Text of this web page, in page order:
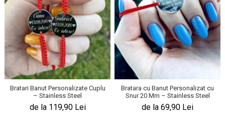
Bratari Banut Personalizate Cuplu
– Stainless Steel
de la 119,90 Lei
Bratara cu Banut Personalizat cu
Snur 20 Mm – Stainless Steel
de la 69,90 Lei